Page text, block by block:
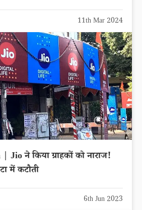
11th Mar 2024
ने किया ग्राहकों को नाराज!
में कटौती
6th Jun 2023